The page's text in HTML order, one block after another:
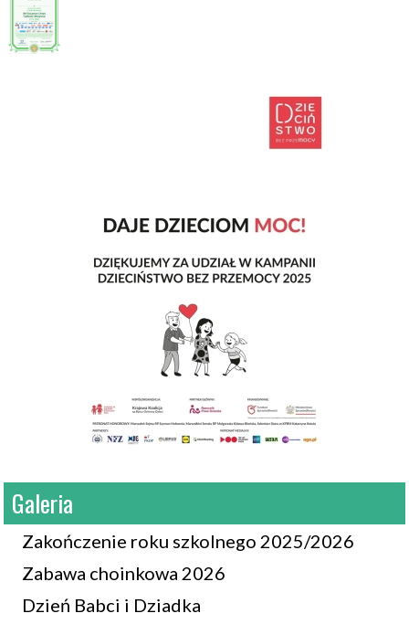
Galeria
Zakończenie roku szkolnego 2025/2026
Zabawa choinkowa 2026
Dzień Babci i Dziadka